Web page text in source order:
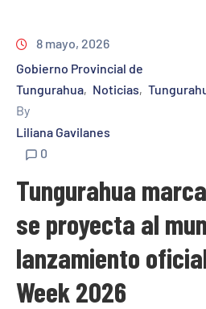
8 mayo, 2026
Gobierno Provincial de
Tungurahua‚ Noticias‚
By
Liliana Gavilanes
0
Tungurahua
se proyecta al
lanzamiento
Week 2026